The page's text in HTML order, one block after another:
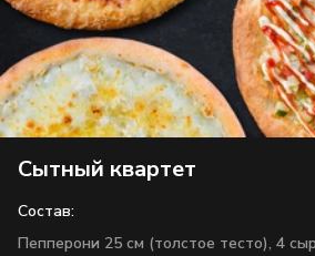
Сытный квартет
Состав:
Пепперони 25 см (толстое тесто), 4